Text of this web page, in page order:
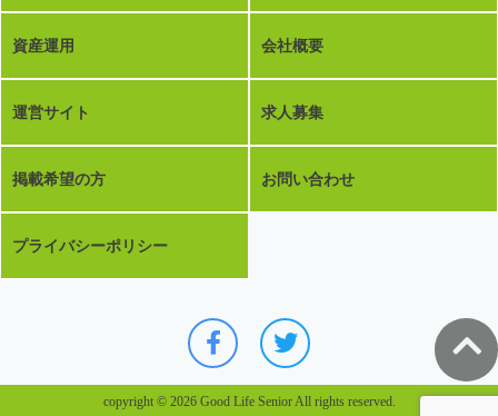
資産運用 会社概要
運営サイト 求人募集
掲載希望の方 お問い合わせ
プライバシーポリシー
copyright © 2026 Good Life Senior All rights reserved.